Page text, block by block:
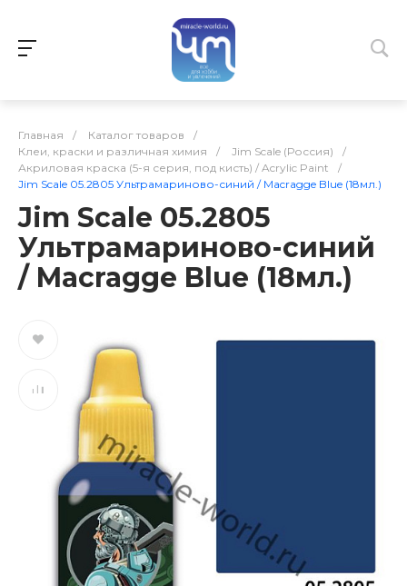
Главная / Каталог товаров
/
Клеи, краски и различная химия
/ Jim Scale (Россия)
/
Акриловая краска (5-я серия, под кисть) / Acrylic Paint
/
Jim Scale 05.2805 Ультрамариново-синий / Macragge Blue (18мл.)
Jim Scale 05.2805
Ультрамариново-синий
/ Macragge Blue (18мл.)